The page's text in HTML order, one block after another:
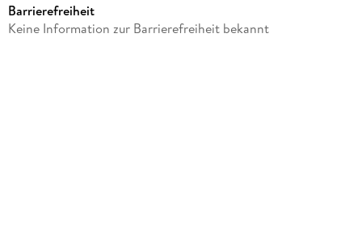
Produktart
Barrierefreiheit
Keine Information zur Barrierefreiheit bekannt